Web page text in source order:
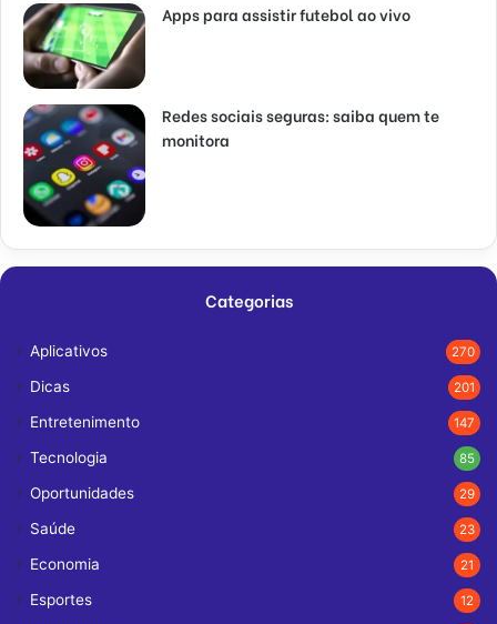
Apps para assistir futebol ao vivo
Redes sociais seguras: saiba quem te
monitora
Categorias
Aplicativos 270
Dicas 201
Entretenimento 147
Tecnologia 85
Oportunidades 29
Saúde 23
Economia 21
Esportes 12